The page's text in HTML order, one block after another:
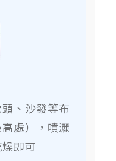
頭、沙發等布
處），噴灑
即可